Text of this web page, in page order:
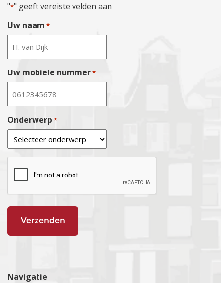
"*" geeft vereiste velden aan
Uw naam *
Uw mobiele nummer*
Onderwerp *
Navigatie